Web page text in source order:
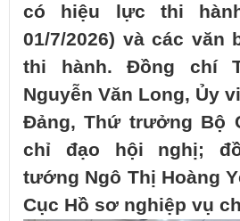
có hiệu lực thi
01/7/2026) và các văn
thi hành. Đồng chí
Nguyễn Văn Long, Ủy
Đảng, Thứ trưởng Bộ
chỉ đạo hội nghị;
tướng Ngô Thị Hoàng
Cục Hồ sơ nghiệp vụ